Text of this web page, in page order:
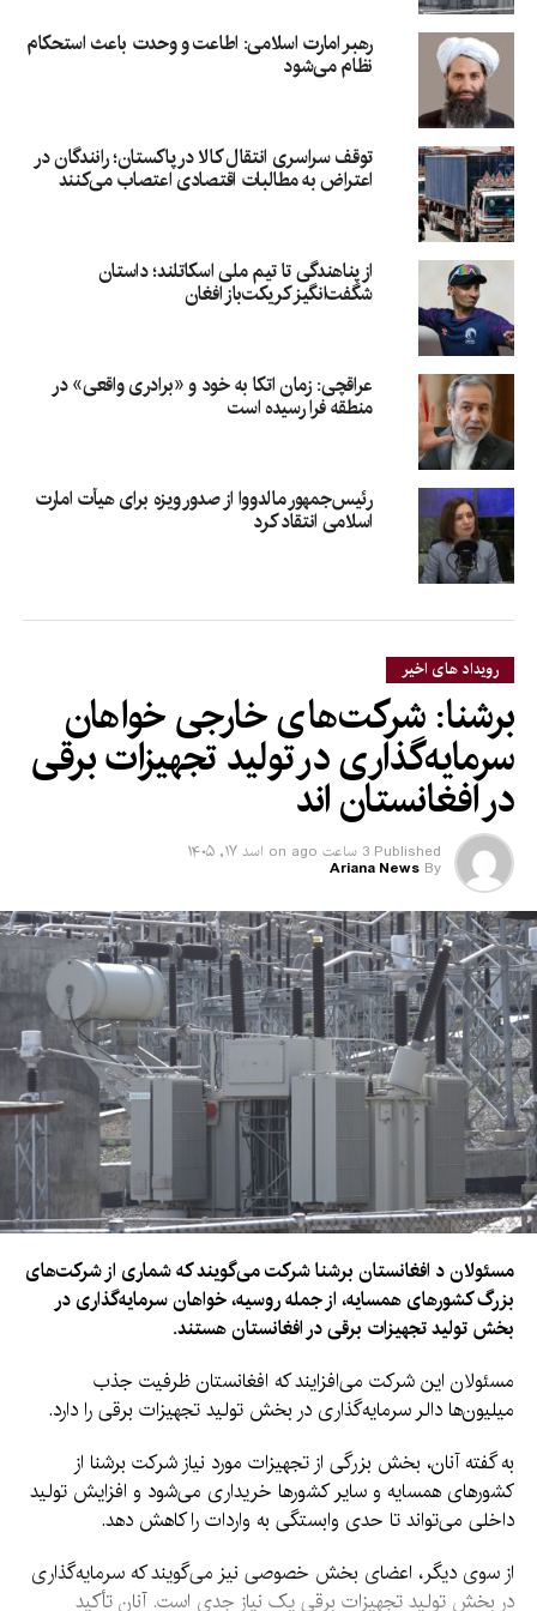
رهبر امارت اسلامی: اطاعت و وحدت باعث استحکام
نظام می‌شود
توقف سراسری انتقال کالا در پاکستان؛ رانندگان در
اعتراض به مطالبات اقتصادی اعتصاب می‌کنند
از پناهندگی تا تیم ملی اسکاتلند؛ داستان
شگفت‌انگیز کریکت‌باز افغان
عراقچی: زمان اتکا به خود و «برادری واقعی» در
منطقه فرا رسیده است
رئیس‌جمهور مالدووا از صدور ویزه برای هیأت امارت
اسلامی انتقاد کرد
رویداد های اخیر
برشنا: شرکت‌های خارجی خواهان
سرمایه‌گذاری در تولید تجهیزات برقی
در افغانستان‌ اند
Published 3 ساعت ago on اسد ۱۷, ۱۴۰۵
By
Ariana News
مسئولان د افغانستان برشنا شرکت می‌گویند که شماری از شرکت‌های
بزرگ کشورهای همسایه، از جمله روسیه، خواهان سرمایه‌گذاری در
بخش تولید تجهیزات برقی در افغانستان هستند.
مسئولان این شرکت می‌افزایند که افغانستان ظرفیت جذب
میلیون‌ها دالر سرمایه‌گذاری در بخش تولید تجهیزات برقی را دارد.
به گفته آنان، بخش بزرگی از تجهیزات مورد نیاز شرکت برشنا از
کشورهای همسایه و سایر کشورها خریداری می‌شود و افزایش تولید
داخلی می‌تواند تا حدی وابستگی به واردات را کاهش دهد.
از سوی دیگر، اعضای بخش خصوصی نیز می‌گویند که سرمایه‌گذاری
در بخش تولید تجهیزات برقی یک نیاز جدی است. آنان تأکید